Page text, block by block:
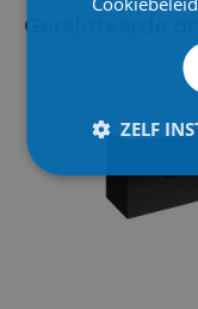
Gerelateerde
ZELF